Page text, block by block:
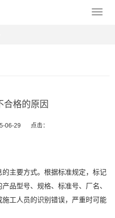
合格的原因
06-29 点击：
主要方式。根据标准规定，标记
品型号、规格、标准号、厂名、
工人员的识别错误，严重时可能